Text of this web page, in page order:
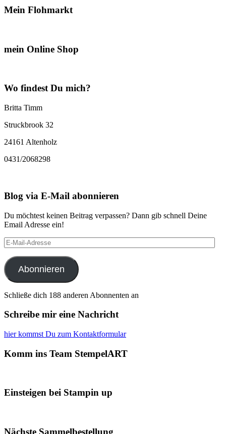
Mein Flohmarkt
mein Online Shop
Wo findest Du mich?
Britta Timm
Struckbrook 32
24161 Altenholz
0431/2068298
Blog via E-Mail abonnieren
Du möchtest keinen Beitrag verpassen? Dann gib schnell Deine
Email Adresse ein!
E-
Mail-
Adresse
Abonnieren
Schließe dich 188 anderen Abonnenten an
Schreibe mir eine Nachricht
hier kommst Du zum Kontaktformular
Komm ins Team StempelART
Einsteigen bei Stampin up
Nächste Sammelbestellung